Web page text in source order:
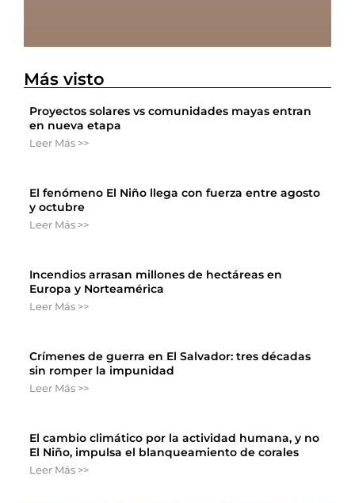
Más visto
Proyectos solares vs comunidades mayas entran
en nueva etapa
Leer Más >>
El fenómeno El Niño llega con fuerza entre agosto
y octubre
Leer Más >>
Incendios arrasan millones de hectáreas en
Europa y Norteamérica
Leer Más >>
Crímenes de guerra en El Salvador: tres décadas
sin romper la impunidad
Leer Más >>
El cambio climático por la actividad humana, y no
El Niño, impulsa el blanqueamiento de corales
Leer Más >>